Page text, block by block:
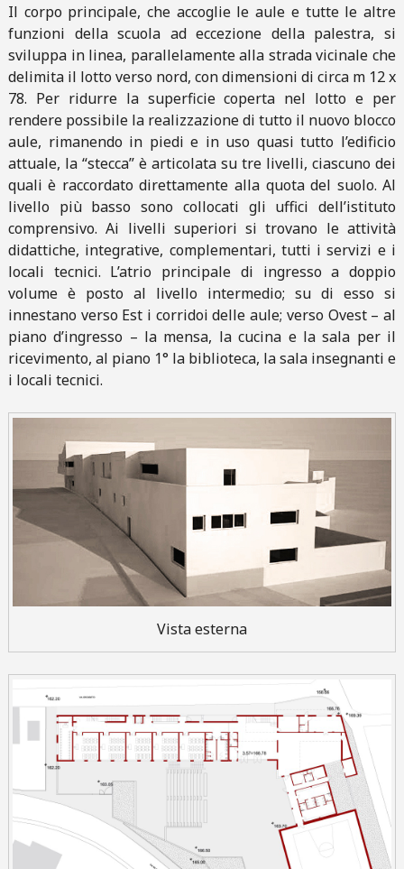
Il corpo principale, che accoglie le aule e tutte le altre
funzioni della scuola ad eccezione della palestra, si
sviluppa in linea, parallelamente alla strada vicinale che
delimita il lotto verso nord, con dimensioni di circa m 12 x
78. Per ridurre la superficie coperta nel lotto e per
rendere possibile la realizzazione di tutto il nuovo blocco
aule, rimanendo in piedi e in uso quasi tutto l’edificio
attuale, la “stecca” è articolata su tre livelli, ciascuno dei
quali è raccordato direttamente alla quota del suolo. Al
livello più basso sono collocati gli uffici dell’istituto
comprensivo. Ai livelli superiori si trovano le attività
didattiche, integrative, complementari, tutti i servizi e i
locali tecnici. L’atrio principale di ingresso a doppio
volume è posto al livello intermedio; su di esso si
innestano verso Est i corridoi delle aule; verso Ovest – al
piano d’ingresso – la mensa, la cucina e la sala per il
ricevimento, al piano 1° la biblioteca, la sala insegnanti e
i locali tecnici.
Vista esterna